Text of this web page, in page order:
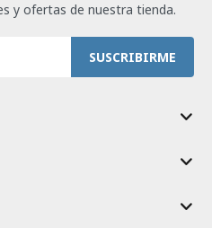
y ofertas de nuestra tienda.
SUSCRIBIRME